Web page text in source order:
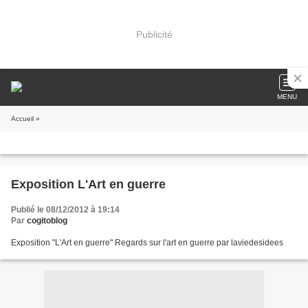
Publicité
MENU
Accueil »
Exposition L'Art en guerre
Publié le 08/12/2012 à 19:14
Par cogitoblog
Exposition "L'Art en guerre" Regards sur l'art en guerre par laviedesidees